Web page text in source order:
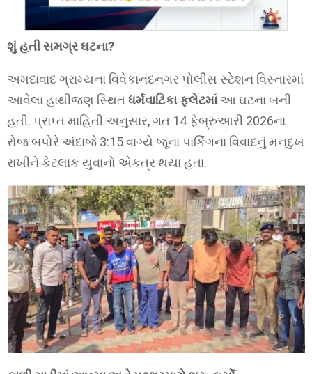
શું હતી સમગ્ર ઘટના?
અમદાવાદ ગ્રામ્યના વિવેકાનંદનગર પોલીસ સ્ટેશન વિસ્તારમાં
આવેલા હાથીજણ સ્થિત ધર્મવાટિકા ફ્લેટમાંઆ ઘટના બની
હતી. પ્રાપ્ત માહિતી અનુસાર, ગત 14 ફેબ્રુઆરી 2026ના
રોજ બપોરે અંદાજે 3:15 વાગ્યે જૂના પાર્કિંગના વિવાદનું મનદુખ
રાખીને કેટલાક યુવાનો એકત્ર થયા હતા.